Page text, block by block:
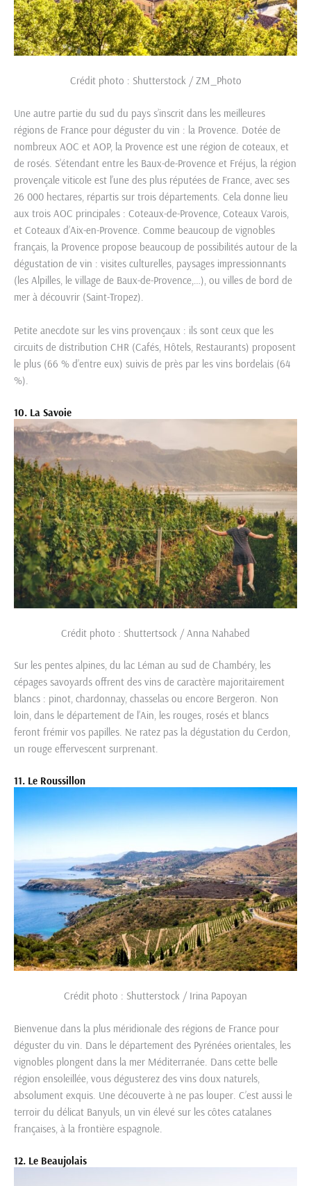
Crédit photo : Shutterstock / ZM_Photo
Une autre partie du sud du pays s’inscrit dans les meilleures
régions de France pour déguster du vin : la Provence. Dotée de
nombreux AOC et AOP, la Provence est une région de coteaux, et
de rosés. S’étendant entre les Baux-de-Provence et Fréjus, la région
provençale viticole est l’une des plus réputées de France, avec ses
26 000 hectares, répartis sur trois départements. Cela donne lieu
aux trois AOC principales : Coteaux-de-Provence, Coteaux Varois,
et Coteaux d’Aix-en-Provence. Comme beaucoup de vignobles
français, la Provence propose beaucoup de possibilités autour de la
dégustation de vin : visites culturelles, paysages impressionnants
(les Alpilles, le village de Baux-de-Provence,…), ou villes de bord de
mer à découvrir (Saint-Tropez).
Petite anecdote sur les vins provençaux : ils sont ceux que les
circuits de distribution CHR (Cafés, Hôtels, Restaurants) proposent
le plus (66 % d’entre eux) suivis de près par les vins bordelais (64
%).
10. La Savoie
Crédit photo : Shuttertsock / Anna Nahabed
Sur les pentes alpines, du lac Léman au sud de Chambéry, les
cépages savoyards offrent des vins de caractère majoritairement
blancs : pinot, chardonnay, chasselas ou encore Bergeron. Non
loin, dans le département de l’Ain, les rouges, rosés et blancs
feront frémir vos papilles. Ne ratez pas la dégustation du Cerdon,
un rouge effervescent surprenant.
11. Le Roussillon
Crédit photo : Shutterstock / Irina Papoyan
Bienvenue dans la plus méridionale des régions de France pour
déguster du vin. Dans le département des Pyrénées orientales, les
vignobles plongent dans la mer Méditerranée. Dans cette belle
région ensoleillée, vous dégusterez des vins doux naturels,
absolument exquis. Une découverte à ne pas louper. C’est aussi le
terroir du délicat Banyuls, un vin élevé sur les côtes catalanes
françaises, à la frontière espagnole.
12. Le Beaujolais